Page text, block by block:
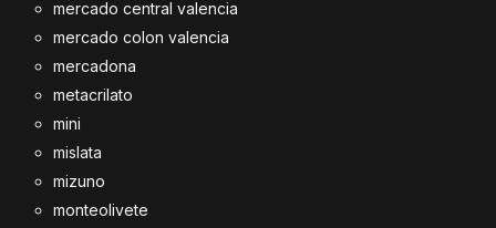
mercado central valencia
mercado colon valencia
mercadona
metacrilato
mini
mislata
mizuno
monteolivete